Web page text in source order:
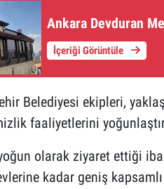
Ankara Devduran
İçeriği Görüntüle
Belediyesi ekipleri,
faaliyetlerini
olarak ziyaret ettiği
kadar geniş